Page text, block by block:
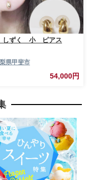
しずく 小 ピアス
県甲斐市
54,000円